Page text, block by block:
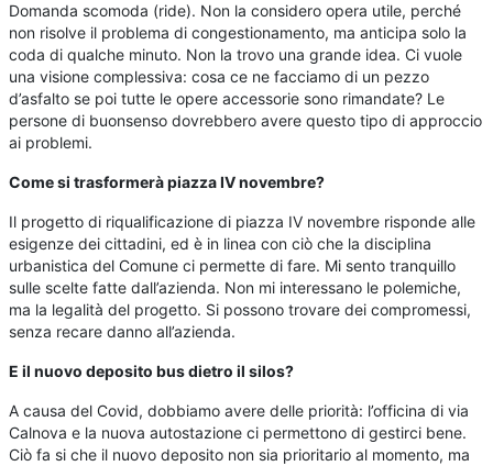
Domanda scomoda (ride). Non la considero opera utile, perché
non risolve il problema di congestionamento, ma anticipa solo la
coda di qualche minuto. Non la trovo una grande idea. Ci vuole
una visione complessiva: cosa ce ne facciamo di un pezzo
d’asfalto se poi tutte le opere accessorie sono rimandate? Le
persone di buonsenso dovrebbero avere questo tipo di approccio
ai problemi.
Come si trasformerà piazza IV novembre?
Il progetto di riqualificazione di piazza IV novembre risponde alle
esigenze dei cittadini, ed è in linea con ciò che la disciplina
urbanistica del Comune ci permette di fare. Mi sento tranquillo
sulle scelte fatte dall’azienda. Non mi interessano le polemiche,
ma la legalità del progetto. Si possono trovare dei compromessi,
senza recare danno all’azienda.
E il nuovo deposito bus dietro il silos?
A causa del Covid, dobbiamo avere delle priorità: l’officina di via
Calnova e la nuova autostazione ci permettono di gestirci bene.
Ciò fa si che il nuovo deposito non sia prioritario al momento, ma